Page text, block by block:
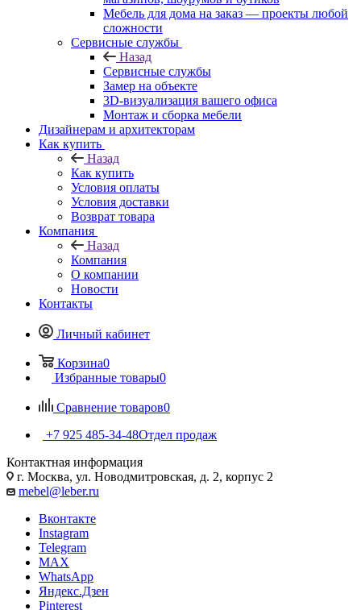
Мебель для дома на заказ — проекты любой
сложности
Сервисные службы
Назад
Сервисные службы
Замер на объекте
3D-визуализация вашего офиса
Монтаж и сборка мебели
Дизайнерам и архитекторам
Как купить
Назад
Как купить
Условия оплаты
Условия доставки
Возврат товара
Компания
Назад
Компания
О компании
Новости
Контакты
Личный кабинет
Корзина0
Избранные товары0
Сравнение товаров0
+7 925 485-34-48Отдел продаж
Контактная информация
г. Москва, ул. Новодмитровская, д. 2, корпус 2
mebel@leber.ru
Вконтакте
Instagram
Telegram
MAX
WhatsApp
Яндекс.Дзен
Pinterest